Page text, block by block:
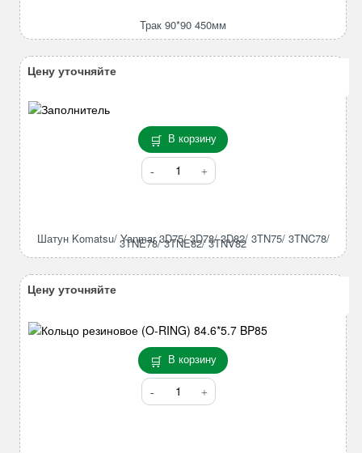
Трак 90*90 450мм
В корзину
Количество
товара
Yanmar
3D75/
3TNE78/
3TNE82/
3TNV82
Шатун Komatsu/ Yanmar 3D75/ 3D78/ 3D82/ 3TN75/ 3TNC78/
3TNE78/ 3TNE82/ 3TNV82
Цену уточняйте
В корзину
Количество
товара
Цену уточняйте